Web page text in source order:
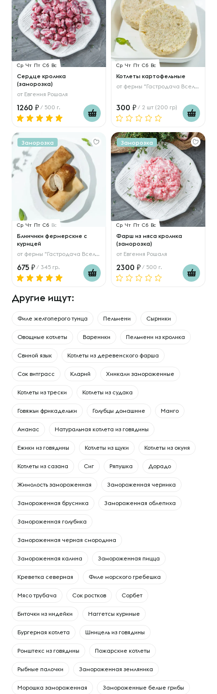
Ср Чт Пт Сб Вс
Сердце кролика
(заморозка)
от Евгения Рошаля
1260 / 500 г.
Ср Чт Пт Сб Вс
Котлеты картофельные
от фермы "Гастродача Вселуг"
300 / 2 шт (200 гр)
Заморозка
Ср Чт Пт Сб Вс
Блинчики фермерские с
курицей
от фермы "Гастродача Вселуг"
675 / 345 гр.
Заморозка
Ср Чт Пт Сб Вс
Фарш из мяса кролика
(заморозка)
от Евгения Рошаля
2300 / 500 г.
Другие ищут:
Филе желтоперого тунца Пельмени Сырники
Овощные котлеты Вареники Пельмени из кролика
Свиной язык Котлеты из деревенского фарша
Сок витграсс Кларий Хинкали замороженные
Котлеты из трески Котлеты из судака
Говяжьи фрикадельки Голубцы домашние Манго
Ананас Натуральная котлета из говядины
Ежики из говядины Котлеты из щуки Котлеты из окуня
Котлеты из сазана Сиг Ряпушка Дорадо
Жимолость замороженная Замороженная черника
Замороженная брусника Замороженная облепиха
Замороженная голубика
Замороженная черная смородина
Замороженная калина Замороженная пицца
Креветка северная Филе морского гребешка
Мясо трубача Сок ростков Сорбет
Биточки из индейки Наггетсы куриные
Бургерная котлета Шницель из говядины
Ромштекс из говядины Пожарские котлеты
Рыбные палочки Замороженная земляника
Морошка замороженная Замороженные белые грибы